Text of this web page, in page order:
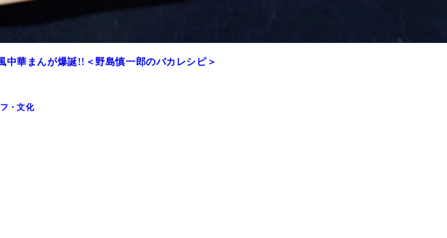
中華まんが爆誕!!＜野島慎一郎のバカレシピ＞
・文化